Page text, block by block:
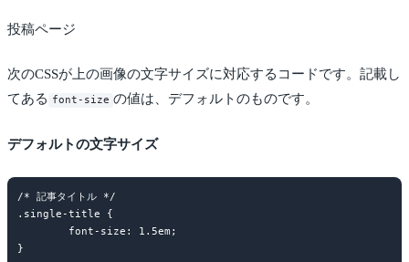
投稿ページ
次のCSSが上の画像の文字サイズに対応するコードです。記載し
てある font-size の値は、デフォルトのものです。
デフォルトの文字サイズ
/* 記事タイトル */
.single-title {
}